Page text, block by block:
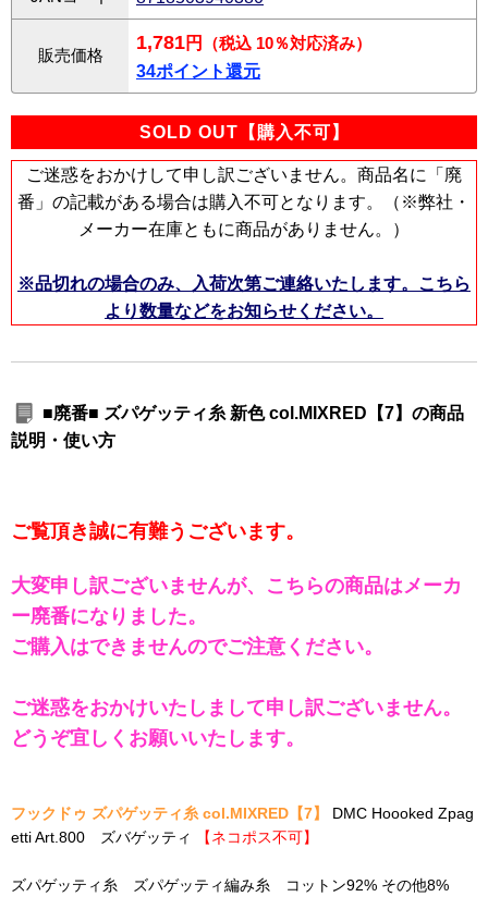
販売価格
1,781円
（税込 10％対応済み）
34ポイント還元
SOLD OUT【購入不可】
ご迷惑をおかけして申し訳ございません。商品名に「廃
番」の記載がある場合は購入不可となります。（※弊社・
メーカー在庫ともに商品がありません。）
※品切れの場合のみ、入荷次第ご連絡いたします。こちら
より数量などをお知らせください。
■廃番■ ズパゲッティ糸 新色 col.MIXRED【7】の商品
説明・使い方
ご覧頂き誠に有難うございます。
大変申し訳ございませんが、こちらの商品はメーカ
ー廃番になりました。
ご購入はできませんのでご注意ください。
ご迷惑をおかけいたしまして申し訳ございません。
どうぞ宜しくお願いいたします。
フックドゥ ズパゲッティ糸 col.MIXRED【7】
DMC Hoooked Zpag
etti Art.800 ズバゲッティ
【ネコポス不可】
ズパゲッティ糸 ズパゲッティ編み糸 コットン92% その他8%